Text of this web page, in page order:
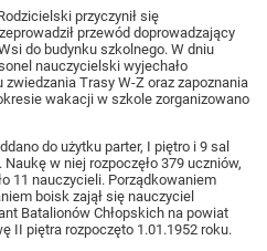
przyczynił się
przewód doprowadzający
do budynku szkolnego. W dniu
nauczycielski wyjechało
Trasy W-Z oraz zapoznania
wakacji w szkole zorganizowano
do użytku parter, I piętro i 9 sal
w niej rozpoczęło 379 uczniów,
11 nauczycieli. Porządkowaniem
boisk zajął się nauczyciel
Batalionów Chłopskich na powiat
II piętra rozpoczęto 1.01.1952 roku.